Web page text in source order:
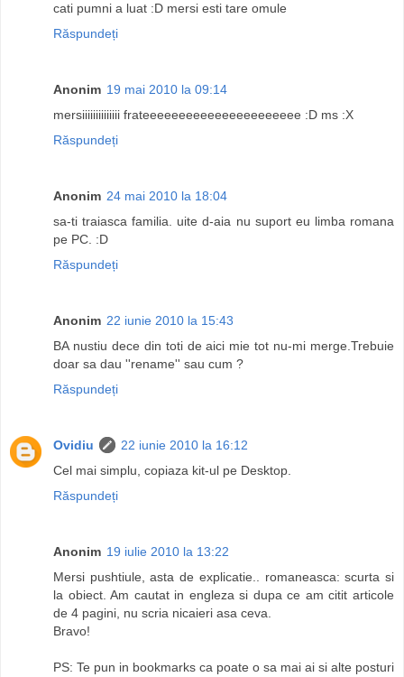
cati pumni a luat :D mersi esti tare omule
Răspundeți
Anonim 19 mai 2010 la 09:14
mersiiiiiiiiiiiiii frateeeeeeeeeeeeeeeeeeeeee :D ms :X
Răspundeți
Anonim 24 mai 2010 la 18:04
sa-ti traiasca familia. uite d-aia nu suport eu limba romana
pe PC. :D
Răspundeți
Anonim 22 iunie 2010 la 15:43
BA nustiu dece din toti de aici mie tot nu-mi merge.Trebuie
doar sa dau ''rename'' sau cum ?
Răspundeți
Ovidiu
22 iunie 2010 la 16:12
Cel mai simplu, copiaza kit-ul pe Desktop.
Răspundeți
Anonim 19 iulie 2010 la 13:22
Mersi pushtiule, asta de explicatie.. romaneasca: scurta si
la obiect. Am cautat in engleza si dupa ce am citit articole
de 4 pagini, nu scria nicaieri asa ceva.
Bravo!
PS: Te pun in bookmarks ca poate o sa mai ai si alte posturi